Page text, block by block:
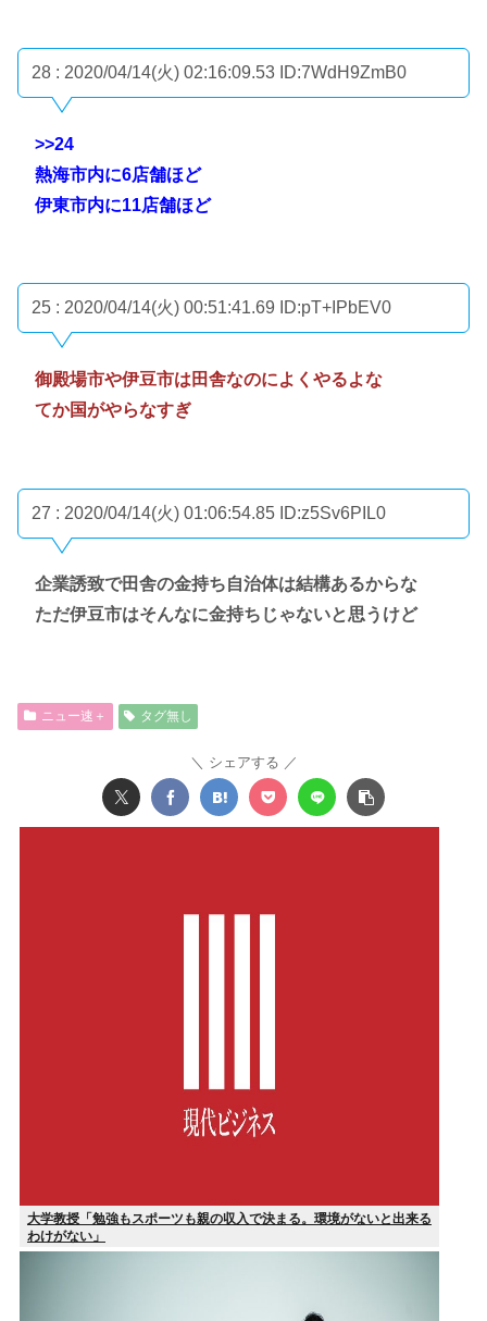
28 : 2020/04/14(火) 02:16:09.53 ID:7WdH9ZmB0
>>24
熱海市内に6店舗ほど
伊東市内に11店舗ほど
25 : 2020/04/14(火) 00:51:41.69 ID:pT+IPbEV0
御殿場市や伊豆市は田舎なのによくやるよな
てか国がやらなすぎ
27 : 2020/04/14(火) 01:06:54.85 ID:z5Sv6PIL0
企業誘致で田舎の金持ち自治体は結構あるからな
ただ伊豆市はそんなに金持ちじゃないと思うけど
ニュー速＋ タグ無し
シェアする
大学教授「勉強もスポーツも親の収入で決まる。環境がないと出来る
わけがない」